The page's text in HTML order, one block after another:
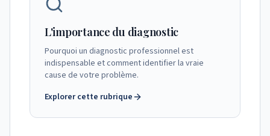
L'importance du diagnostic
Pourquoi un diagnostic professionnel est
indispensable et comment identifier la vraie
cause de votre problème.
Explorer cette rubrique